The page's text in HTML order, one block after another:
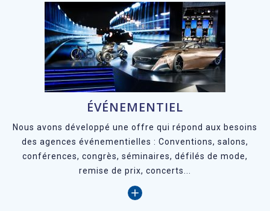
ÉVÉNEMENTIEL
Nous avons développé une offre qui répond aux besoins
des agences événementielles : Conventions, salons,
conférences, congrès, séminaires, défilés de mode,
remise de prix, concerts...